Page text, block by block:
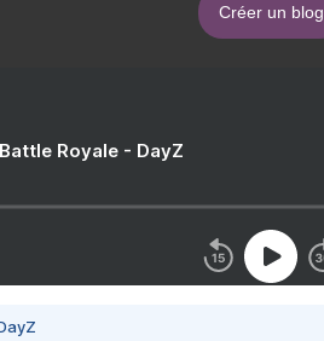
Créer un blog
Royale - DayZ